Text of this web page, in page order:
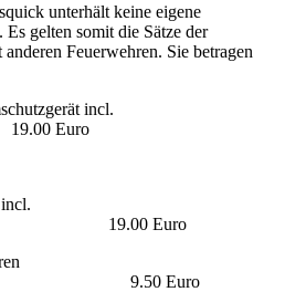
unterhält keine eigene
gelten somit die Sätze der
Feuerwehren. Sie betragen
incl.
Euro
19.00 Euro
9.50 Euro